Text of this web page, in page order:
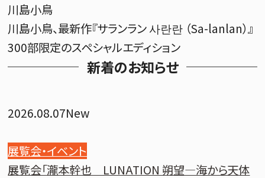
川島小鳥
川島小鳥、最新作『サランラン 사란란 （Sa-lanlan）』
300部限定のスペシャルエディション
新着のお知らせ
2026.08.07New
展覧会・イベント
展覧会「瀧本幹也 LUNATION 朔望―海から天体